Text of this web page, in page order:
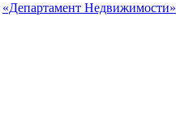
«Департамент Недвижимости»